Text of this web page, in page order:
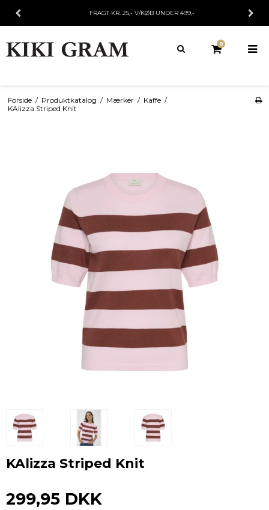
FRAGT KR. 25,- V/KØB UNDER 499,-
0
Forside / Produktkatalog / Mærker / Kaffe /
KAlizza Striped Knit
KAlizza Striped Knit
299,95 DKK